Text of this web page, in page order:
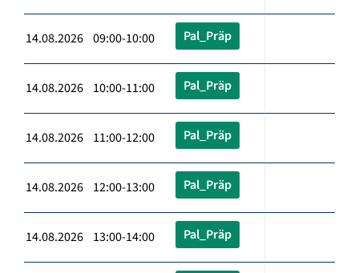
14.08.2026 09:00-10:00 Pal_Präp
14.08.2026 10:00-11:00 Pal_Präp
14.08.2026 11:00-12:00 Pal_Präp
14.08.2026 12:00-13:00 Pal_Präp
14.08.2026 13:00-14:00 Pal_Präp